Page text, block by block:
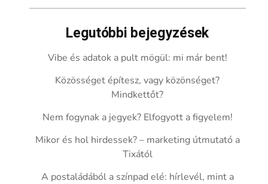
Legutóbbi bejegyzések
Vibe és adatok a pult mögül: mi már bent!
Közösséget építesz, vagy közönséget?
Mindkettőt?
Nem fogynak a jegyek? Elfogyott a figyelem!
Mikor és hol hirdessek? – marketing útmutató a
Tixától
A postaládából a színpad elé: hírlevél, mint a